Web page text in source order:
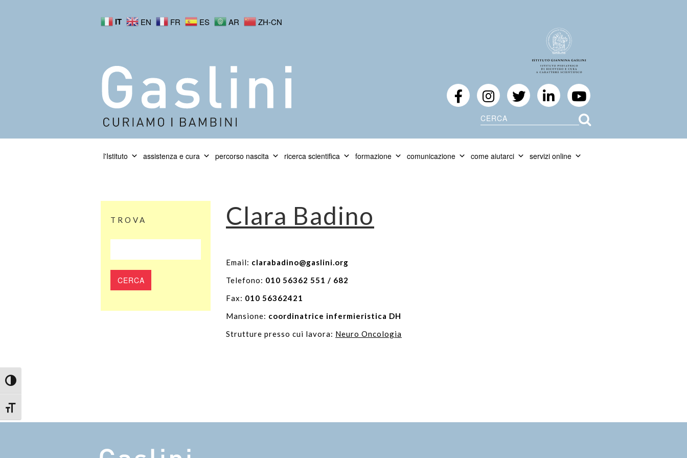
Attiva/disattiva alto contrasto
Attiva/disattiva dimensione testo
IT EN FR ES AR ZH-CN
Cerca
l'Istituto assistenza e cura percorso nascita ricerca scientifica formazione comunicazione come aiutarci servizi online
TROVA Clara Badino
Email: clarabadino@gaslini.org
Telefono: 010 56362 551 / 682
Fax: 010 56362421
Mansione: coordinatrice infermieristica DH
Strutture presso cui lavora: Neuro Oncologia